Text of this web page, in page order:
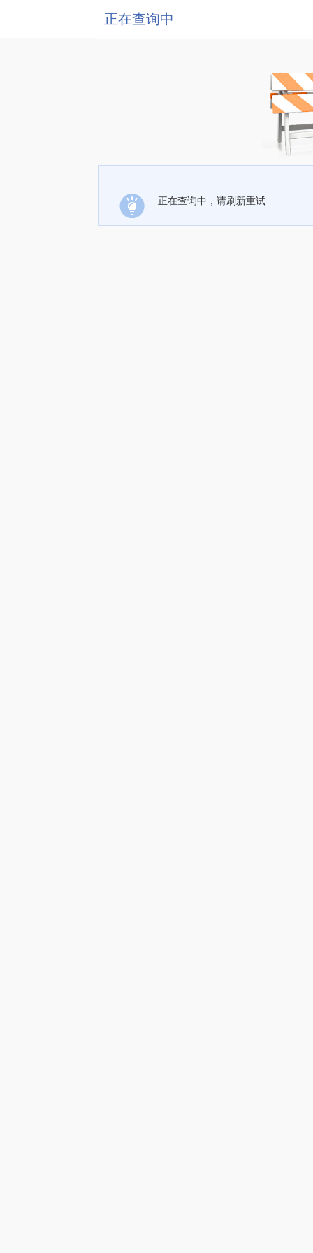
正在查询中
正在查询中，请刷新重试